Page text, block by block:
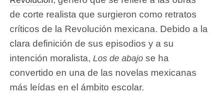
de corte realista que surgieron como retratos
críticos de la Revolución mexicana. Debido a la
clara definición de sus episodios y a su
intención moralista, Los de abajo se ha
convertido en una de las novelas mexicanas
más leídas en el ámbito escolar.